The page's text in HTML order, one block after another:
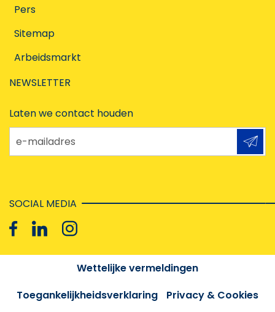
Pers
Sitemap
Arbeidsmarkt
NEWSLETTER
Laten we contact houden
e-mailadres
SOCIAL MEDIA
Wettelijke vermeldingen
Toegankelijkheidsverklaring
Privacy & Cookies